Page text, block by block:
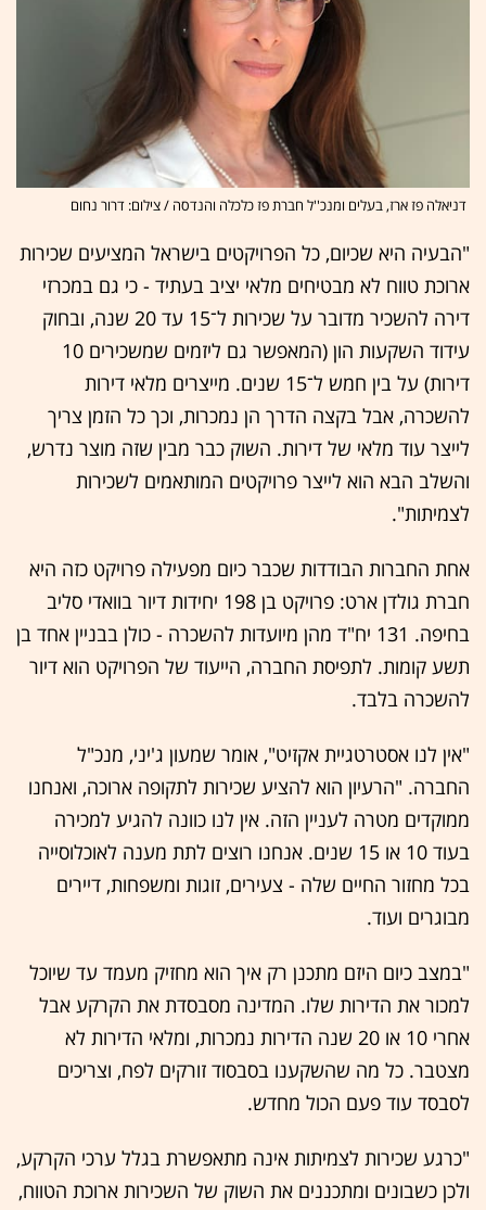
דניאלה פז ארז, בעלים ומנכ''ל חברת פז כלכלה והנדסה / צילום: דרור נחום
"הבעיה היא שכיום, כל הפרויקטים בישראל המציעים שכירות
ארוכת טווח לא מבטיחים מלאי יציב בעתיד - כי גם במכרזי
דירה להשכיר מדובר על שכירות ל־15 עד 20 שנה, ובחוק
עידוד השקעות הון (המאפשר גם ליזמים שמשכירים 10
דירות) על בין חמש ל־15 שנים. מייצרים מלאי דירות
להשכרה, אבל בקצה הדרך הן נמכרות, וכך כל הזמן צריך
לייצר עוד מלאי של דירות. השוק כבר מבין שזה מוצר נדרש,
והשלב הבא הוא לייצר פרויקטים המותאמים לשכירות
לצמיתות".
אחת החברות הבודדות שכבר כיום מפעילה פרויקט כזה היא
חברת גולדן ארט: פרויקט בן 198 יחידות דיור בוואדי סליב
בחיפה. 131 יח"ד מהן מיועדות להשכרה - כולן בבניין אחד בן
תשע קומות. לתפיסת החברה, הייעוד של הפרויקט הוא דיור
להשכרה בלבד.
"אין לנו אסטרטגיית אקזיט", אומר שמעון ג'יני, מנכ"ל
החברה. "הרעיון הוא להציע שכירות לתקופה ארוכה, ואנחנו
ממוקדים מטרה לעניין הזה. אין לנו כוונה להגיע למכירה
בעוד 10 או 15 שנים. אנחנו רוצים לתת מענה לאוכלוסייה
בכל מחזור החיים שלה - צעירים, זוגות ומשפחות, דיירים
מבוגרים ועוד.
"במצב כיום היזם מתכנן רק איך הוא מחזיק מעמד עד שיוכל
למכור את הדירות שלו. המדינה מסבסדת את הקרקע אבל
אחרי 10 או 20 שנה הדירות נמכרות, ומלאי הדירות לא
מצטבר. כל מה שהשקענו בסבסוד זורקים לפח, וצריכים
לסבסד עוד פעם הכול מחדש.
"כרגע שכירות לצמיתות אינה מתאפשרת בגלל ערכי הקרקע,
ולכן כשבונים ומתכננים את השוק של השכירות ארוכת הטווח,